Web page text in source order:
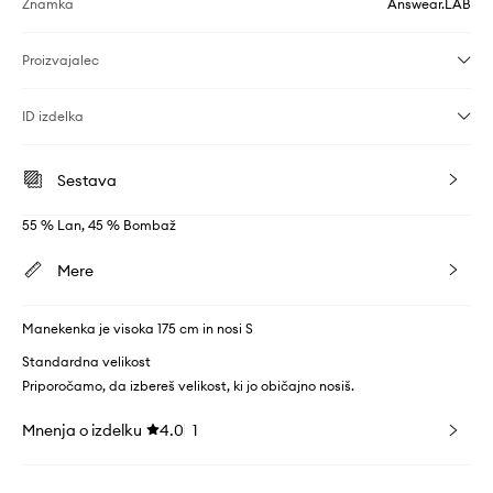
Znamka Answear.LAB
Proizvajalec
ID izdelka
Sestava
55 % Lan, 45 % Bombaž
Mere
Manekenka je visoka 175 cm in nosi S
Standardna velikost
Priporočamo, da izbereš velikost, ki jo običajno nosiš.
Mnenja o izdelku 4.0 1